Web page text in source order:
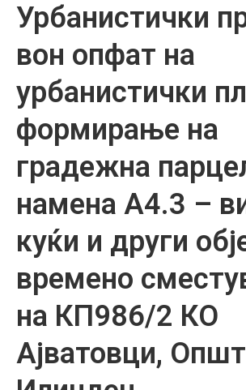
Урбанистички
вон опфат на
урбанистички
формирање на
градежна
намена А4.3 –
куќи и други
времено
на КП986/2 КО
Ајватовци,